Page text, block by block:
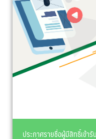
ประกาศรายชื่อผู้มีสิทธิ์เข้า